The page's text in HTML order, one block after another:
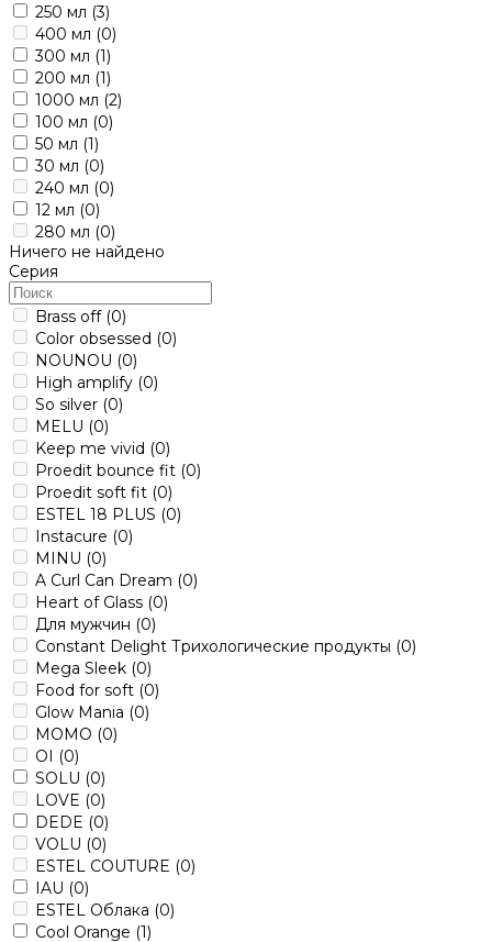
250 мл (3)
400 мл (0)
300 мл (1)
200 мл (1)
1000 мл (2)
100 мл (0)
50 мл (1)
30 мл (0)
240 мл (0)
12 мл (0)
280 мл (0)
Ничего не найдено
Серия
Brass off (0)
Color obsessed (0)
NOUNOU (0)
High amplify (0)
So silver (0)
MELU (0)
Keep me vivid (0)
Proedit bounce fit (0)
Proedit soft fit (0)
ESTEL 18 PLUS (0)
Instacure (0)
MINU (0)
A Curl Can Dream (0)
Heart of Glass (0)
Для мужчин (0)
Constant Delight Трихологические продукты (0)
Mega Sleek (0)
Food for soft (0)
Glow Mania (0)
MOMO (0)
OI (0)
SOLU (0)
LOVE (0)
DEDE (0)
VOLU (0)
ESTEL COUTURE (0)
IAU (0)
ESTEL Облака (0)
Cool Orange (1)